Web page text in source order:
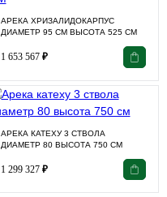
АРЕКА ХРИЗАЛИДОКАРПУС
ДИАМЕТР 95 СМ ВЫСОТА 525 СМ
1 653 567 ₽
АРЕКА КАТЕХУ 3 СТВОЛА
ДИАМЕТР 80 ВЫСОТА 750 СМ
1 299 327 ₽